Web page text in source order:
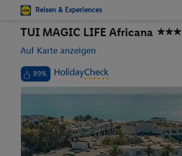
Reisen & Experiences
TUI MAGIC LIFE Africana
Auf Karte anzeigen
89%